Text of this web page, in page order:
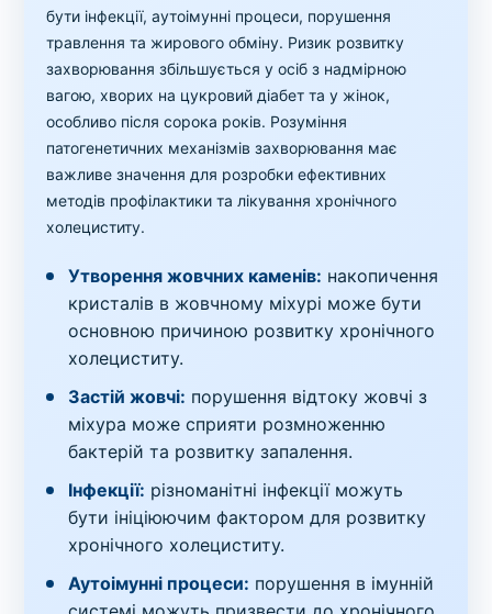
бути інфекції, аутоімунні процеси, порушення
травлення та жирового обміну. Ризик розвитку
захворювання збільшується у осіб з надмірною
вагою, хворих на цукровий діабет та у жінок,
особливо після сорока років. Розуміння
патогенетичних механізмів захворювання має
важливе значення для розробки ефективних
методів профілактики та лікування хронічного
холециститу.
Утворення жовчних каменів: накопичення
кристалів в жовчному міхурі може бути
основною причиною розвитку хронічного
холециститу.
Застій жовчі: порушення відтоку жовчі з
міхура може сприяти розмноженню
бактерій та розвитку запалення.
Інфекції: різноманітні інфекції можуть
бути ініціюючим фактором для розвитку
хронічного холециститу.
Аутоімунні процеси: порушення в імунній